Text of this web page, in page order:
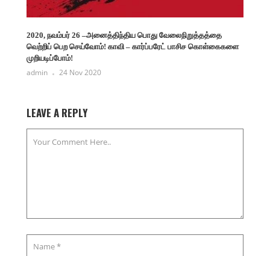
2020, நவம்பர் 26 –அனைத்திந்திய பொது வேலைநிறுத்தத்தை
வெற்றிப் பெற செய்வோம்! காவி – கார்ப்பரேட் பாசிச கொள்கைகளை
முறியடிப்போம்!
admin 24 Nov 2020
LEAVE A REPLY